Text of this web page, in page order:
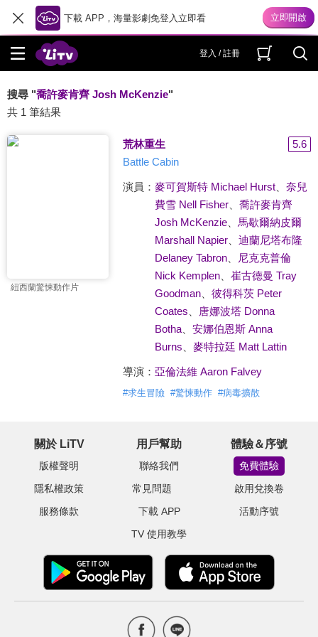
下載 APP，海量影劇免登入立即看
登入 / 註冊
搜尋 "喬許麥肯齊 Josh McKenzie"
共 1 筆結果
紐西蘭驚悚動作片
荒林重生
5.6
Battle Cabin
演員： 麥可賀斯特 Michael Hurst、 奈兒
費雪 Nell Fisher、 喬許麥肯齊
Josh McKenzie、 馬歇爾納皮爾
Marshall Napier、 迪蘭尼塔布隆
Delaney Tabron、
尼克克普倫
Nick Kemplen、 崔古德曼 Tray
Goodman、 彼得科茨 Peter
Coates
唐娜波塔 Donna
Botha、 安娜伯恩斯 Anna
Burns
麥特拉廷 Matt Lattin
導演： 亞倫法維 Aaron Falvey
#求生冒險 #驚悚動作 #病毒擴散
關於 LiTV
版權聲明
隱私權政策
服務條款
用戶幫助
聯絡我們
常見問題
下載 APP
TV 使用教學
體驗＆序號
免費體驗
啟用兌換卷
活動序號